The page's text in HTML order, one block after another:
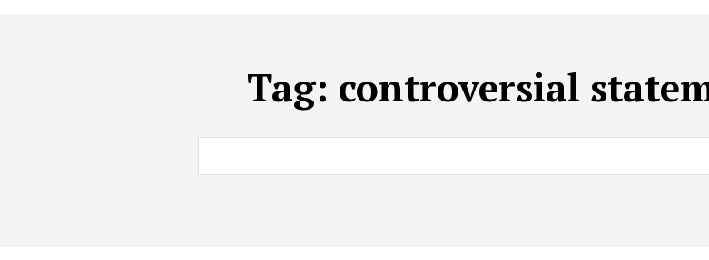
Tag: controversial